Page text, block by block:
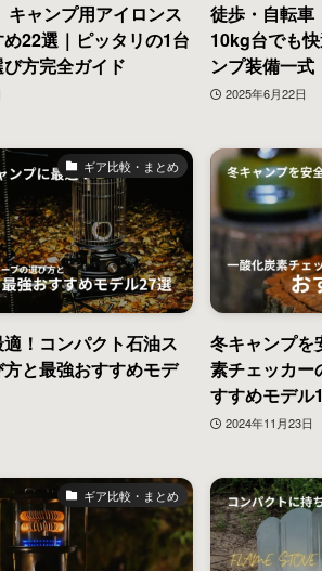
キャンプ用アイロンス
め22選｜ピッタリの1台
方完全ガイド
徒歩・自転車
10kg台でも
ンプ装備一式
2025年6月22日
ギア比較・まとめ
！コンパクト石油ス
方と最強おすすめモデ
冬キャンプを
素チェッカー
すすめモデル
2024年11月23日
ギア比較・まとめ